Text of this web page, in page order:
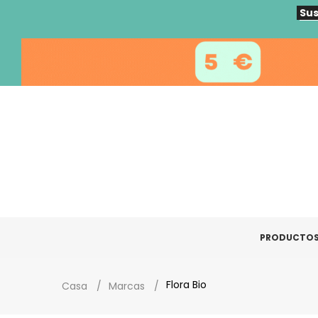
Casa Marcas Flora Bio